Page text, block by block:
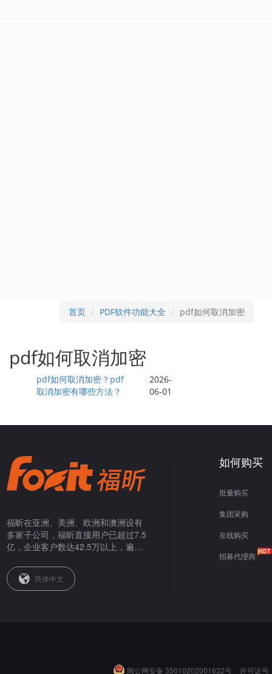
首页 PDF软件功能大全 pdf如何取消加密
pdf如何取消加密
pdf如何取消加密？pdf
取消加密有哪些方法？
2026-
06-01
福昕在亚洲、美洲、欧洲和澳洲设有
多家子公司，福昕直接用户已超过7.5
亿，企业客户数达42.5万以上，遍布
简体中文
如何购买
批量购买
集团采购
在线购买
招募代理商
闽公网安备 35010202001632号 许可证号